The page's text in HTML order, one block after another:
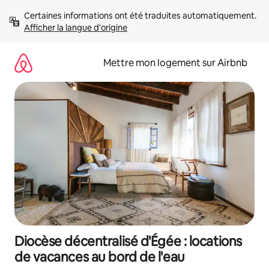
directement
Afficher la langue d'origine
Mettre mon logement sur Airbnb
Diocèse décentralisé d'Égée : locations
de vacances au bord de l'eau